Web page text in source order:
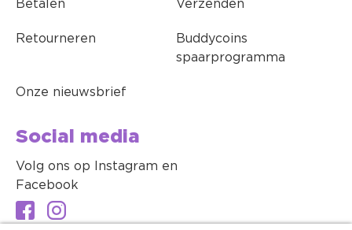
Betalen Verzenden
Retourneren
Buddycoins
spaarprogramma
Onze nieuwsbrief
Social media
Volg ons op Instagram en
Facebook